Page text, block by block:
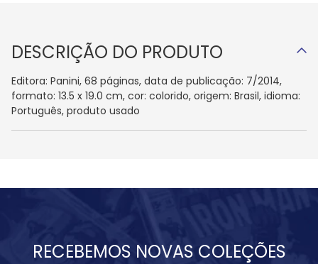
DESCRIÇÃO DO PRODUTO
Editora: Panini, 68 páginas, data de publicação: 7/2014,
formato: 13.5 x 19.0 cm, cor: colorido, origem: Brasil, idioma:
Português, produto usado
RECEBEMOS NOVAS COLEÇÕES